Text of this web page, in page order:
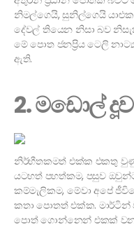
නිමල්ගෙයි, සුනිල්ගෙයි
දේවල් තියෙන නිසා බව
මේ පොත ජනප්‍රිය ටෙලි
ඇති.
2. මඩොල් දූව
නිර්භීතකමත් එක්ක එකතු
යටහත් පහත්කම, පසුව
කම්මැලිකම, මේවා අපේ
කතා පොතත් එක්ක. මාර්ටින්
පොත් ගොන්නෙන් එකක් වන